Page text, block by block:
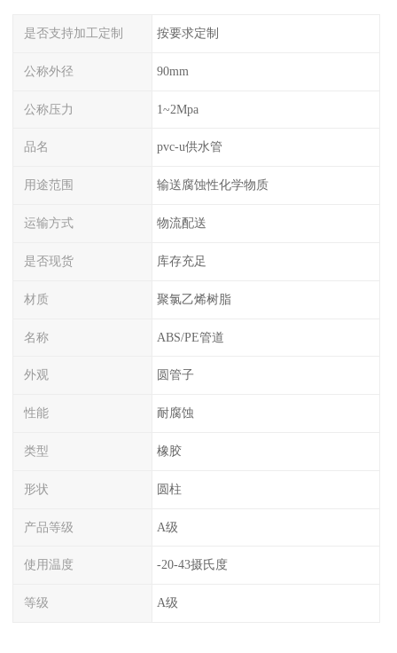
是否支持加工定制 按要求定制
公称外径 90mm
公称压力 1~2Mpa
品名 pvc-u供水管
用途范围 输送腐蚀性化学物质
运输方式 物流配送
是否现货 库存充足
材质 聚氯乙烯树脂
名称 ABS/PE管道
外观 圆管子
性能 耐腐蚀
类型 橡胶
形状 圆柱
产品等级 A级
使用温度 -20-43摄氏度
等级 A级